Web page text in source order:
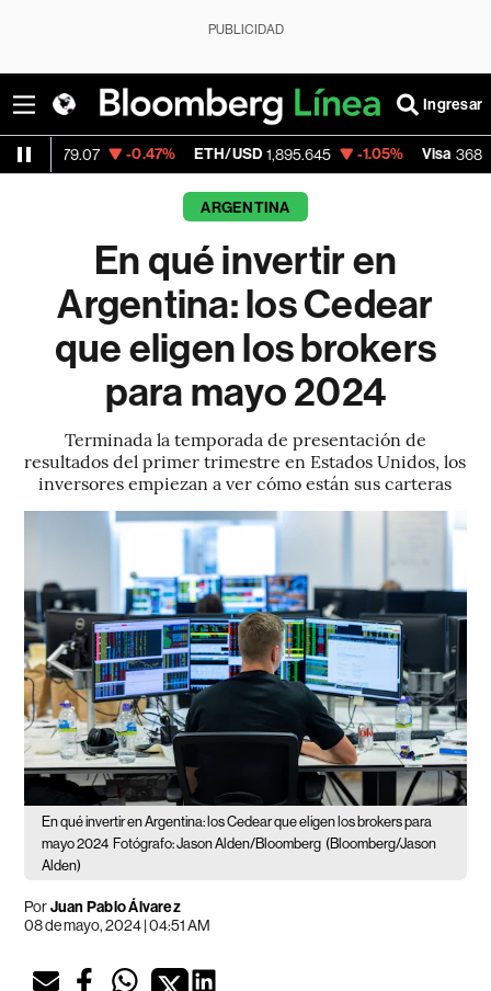
PUBLICIDAD
Ingresar
-0.47% ETH/USD 1,895.645 -1.05% Visa 368.54 -
ARGENTINA
En qué invertir en
Argentina: los Cedear
que eligen los brokers
para mayo 2024
Terminada la temporada de presentación de
resultados del primer trimestre en Estados Unidos, los
inversores empiezan a ver cómo están sus carteras
En qué invertir en Argentina: los Cedear que eligen los brokers para
mayo 2024 Fotógrafo: Jason Alden/Bloomberg (Bloomberg/Jason
Alden)
PorJuan Pablo Álvarez
08 de mayo, 2024 | 04:51 AM